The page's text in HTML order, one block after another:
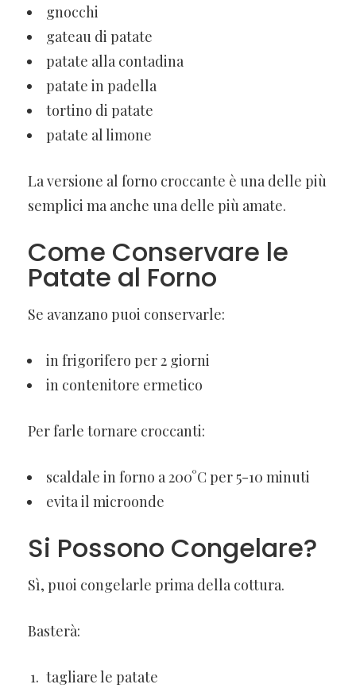
gnocchi
gateau di patate
patate alla contadina
patate in padella
tortino di patate
patate al limone
La versione al forno croccante è una delle più
semplici ma anche una delle più amate.
Come Conservare le
Patate al Forno
Se avanzano puoi conservarle:
in frigorifero per 2 giorni
in contenitore ermetico
Per farle tornare croccanti:
scaldale in forno a 200°C per 5-10 minuti
evita il microonde
Si Possono Congelare?
Sì, puoi congelarle prima della cottura.
Basterà:
tagliare le patate